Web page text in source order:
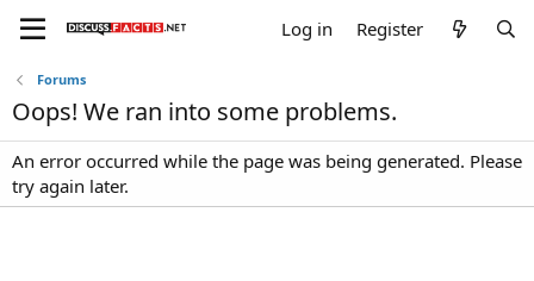
Log in Register
Forums
Oops! We ran into some problems.
An error occurred while the page was being generated. Please
try again later.